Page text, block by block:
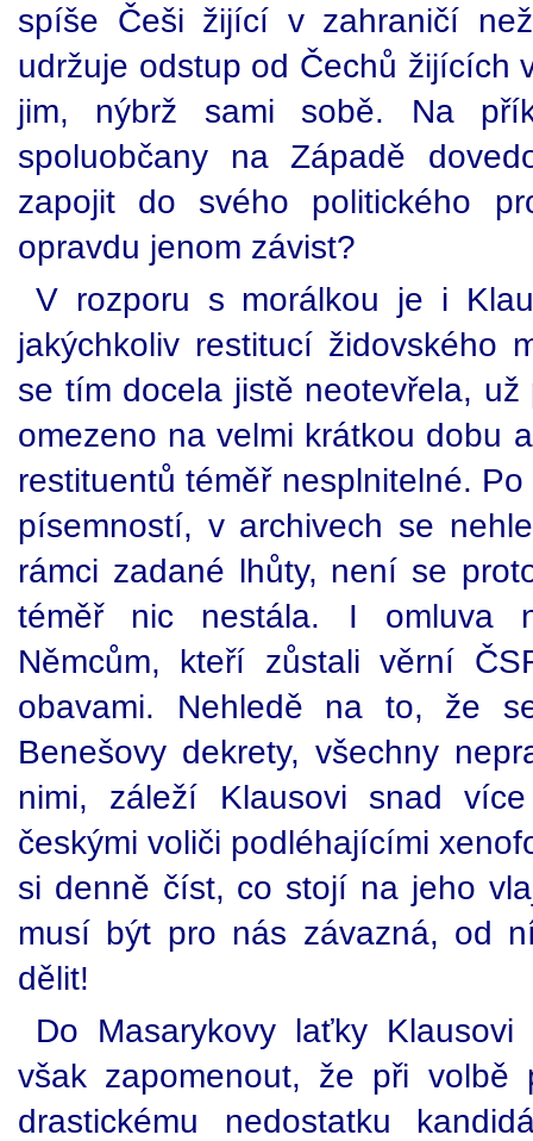
spíše Češi žijící v zahraničí
udržuje odstup od Čechů žijících
jim, nýbrž sami sobě. Na
spoluobčany na Západě
zapojit do svého politického
opravdu jenom závist?
V rozporu s morálkou je i
jakýchkoliv restitucí židovského
se tím docela jistě neotevřela,
omezeno na velmi krátkou dobu
restituentů téměř nesplnitelné.
písemností, v archivech se
rámci zadané lhůty, není se
téměř nic nestála. I omluva
Němcům, kteří zůstali věrní
obavami. Nehledě na to, že
Benešovy dekrety, všechny
nimi, záleží Klausovi snad
českými voliči podléhajícími
si denně číst, co stojí na jeho
musí být pro nás závazná, od
dělit!
Do Masarykovy laťky
však zapomenout, že při volbě
drastickému nedostatku